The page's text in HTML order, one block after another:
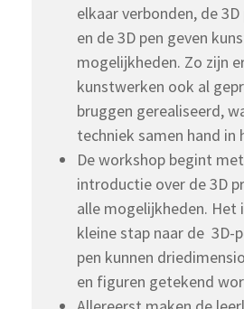
elkaar verbonden, de
en de 3D pen geven
mogelijkheden. Zo zijn
kunstwerken ook al
bruggen gerealiseerd,
techniek samen hand in
De workshop begint
introductie over de 3D
alle mogelijkheden. Het
kleine stap naar de 3D-
pen kunnen
en figuren getekend